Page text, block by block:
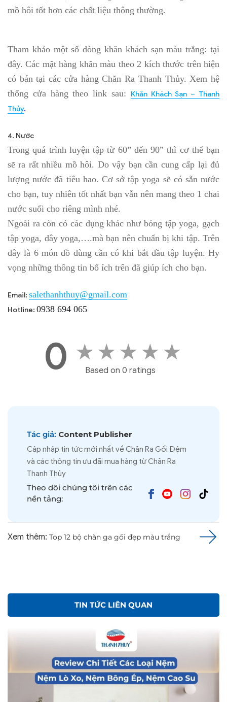
mồ hôi tốt hơn các chất liệu thông thường.
Tham khảo một số dòng khăn khách sạn màu trắng: tại
đây. Các mặt hàng khăn màu theo 2 kích thước trên hiện
có bán tại các cửa hàng Chăn Ra Thanh Thủy. Xem hệ
thống cửa hàng theo link sau:
Khăn Khách Sạn – Thanh
Thủy.
4. Nước
Trong quá trình luyện tập từ 60” đến 90” thì cơ thể bạn
sẽ ra rất nhiều mồ hôi. Do vậy bạn cần cung cấp lại đủ
lượng nước đã tiêu hao. Cơ sở tập yoga sẽ có sẵn nước
cho bạn, tuy nhiên tốt nhất bạn vẫn nên mang theo 1 chai
nước suối cho riêng mình nhé.
Ngoài ra còn có các dụng khác như bóng tập yoga, gạch
tập yoga, dây yoga,….mà bạn nên chuẩn bị khi tập. Trên
đây là 6 món đồ dùng cần có khi bắt đầu tập luyện. Hy
vọng những thông tin bổ ích trên đã giúp ích cho bạn.
Email: salethanhthuy@gmail.com
Hotline: 0938 694 065
0 ★ ★ ★ ★ ★
Based on 0 ratings
Tác giả: Content Publisher
Cập nhập tin tức mới nhất về Chăn Ra Gối Đệm
và các thông tin ưu đãi mua hàng từ Chăn Ra
Thanh Thủy
Theo dõi chúng tôi trên các
nền tảng:
Xem thêm: Top 12 bộ chăn ga gối đẹp màu trắng
TIN TỨC LIÊN QUAN